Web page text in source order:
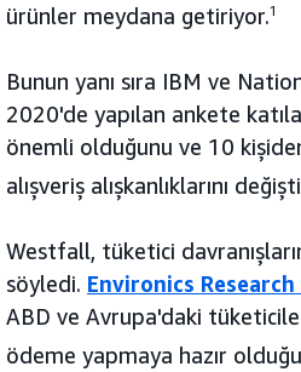
ürünler meydana getiriyor.1
Bunun yanı sıra IBM ve
2020'de yapılan ankete
önemli olduğunu ve 10
alışveriş alışkanlıklarını
Westfall, tüketici
söyledi. Environics
ABD ve Avrupa'daki
ödeme yapmaya hazır